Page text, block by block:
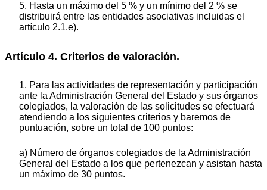
5. Hasta un máximo del 5 % y un mínimo del 2 % se
distribuirá entre las entidades asociativas incluidas el
artículo 2.1.e).
Artículo 4. Criterios de valoración.
1. Para las actividades de representación y participación
ante la Administración General del Estado y sus órganos
colegiados, la valoración de las solicitudes se efectuará
atendiendo a los siguientes criterios y baremos de
puntuación, sobre un total de 100 puntos:
a) Número de órganos colegiados de la Administración
General del Estado a los que pertenezcan y asistan hasta
un máximo de 30 puntos.